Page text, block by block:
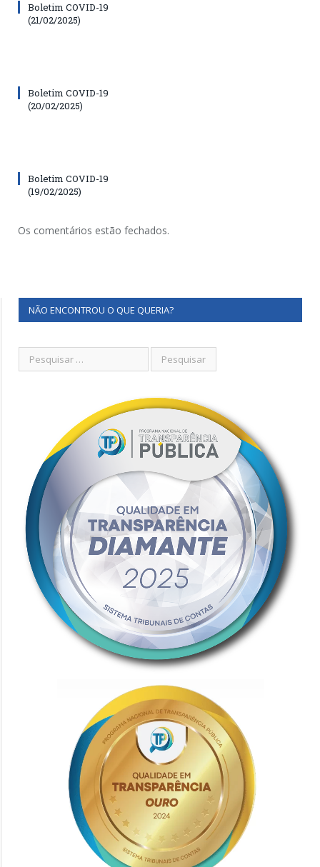
Boletim COVID-19
(21/02/2025)
Boletim COVID-19
(20/02/2025)
Boletim COVID-19
(19/02/2025)
Os comentários estão fechados.
NÃO ENCONTROU O QUE QUERIA?